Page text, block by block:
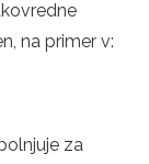
na primer v:
za